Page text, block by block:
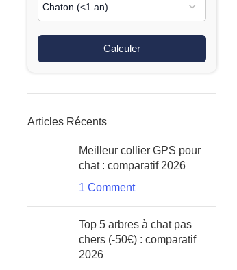
Calculer
Articles Récents
Meilleur collier GPS pour
chat : comparatif 2026
1 Comment
Top 5 arbres à chat pas
chers (-50€) : comparatif
2026